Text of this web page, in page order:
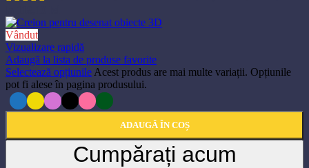
Vândut
Vizualizare rapidă
Adaugă la lista de produse favorite
Selectează opțiunile Acest produs are mai multe variații. Opțiunile
pot fi alese în pagina produsului.
ADAUGĂ ÎN COȘ
Cumpărați acum